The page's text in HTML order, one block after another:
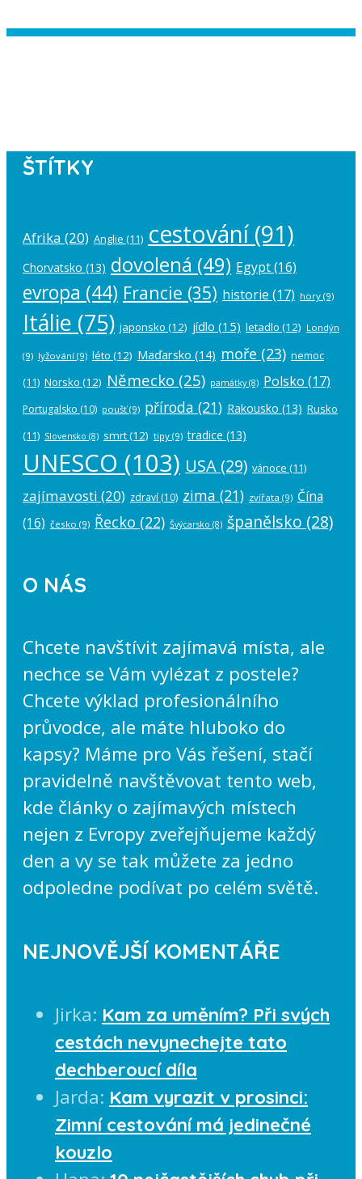
ŠTÍTKY
Afrika (20) Anglie (11) cestování(91)
Chorvatsko (13) dovolená (49) Egypt(16)
evropa (44) Francie (35) historie (17) hory (9)
Itálie (75) japonsko (12) jídlo (15) letadlo (12) Londýn
(9) lyžování (9) léto (12) Maďarsko (14) moře (23) nemoc
(11) Norsko (12) Německo (25) památky(8) Polsko (17)
Portugalsko (10) poušť(9) příroda (21) Rakousko (13) Rusko
(11) Slovensko (8) smrt(12) tipy (9) tradice (13)
UNESCO (103) USA (29) vánoce (11)
zajímavosti (20) zdraví (10) zima (21) zvířata (9) Čína
(16) česko (9) Řecko (22) Švýcarsko (8) španělsko (28)
O NÁS
Chcete navštívit zajímavá místa, ale
nechce se Vám vylézat z postele?
Chcete výklad profesionálního
průvodce, ale máte hluboko do
kapsy? Máme pro Vás řešení, stačí
pravidelně navštěvovat tento web,
kde články o zajímavých místech
nejen z Evropy zveřejňujeme každý
den a vy se tak můžete za jedno
odpoledne podívat po celém světě.
NEJNOVĚJŠÍ KOMENTÁŘE
Jirka: Kam za uměním? Při svých
cestách nevynechejte tato
dechberoucí díla
Jarda: Kam vyrazit v prosinci:
Zimní cestování má jedinečné
kouzlo